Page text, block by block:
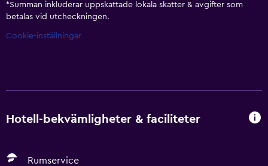
*Summan inkluderar uppskattade lokala skatter & avgifter som
betalas vid utcheckningen.
Cookie-inställningar
Hotell-bekvämligheter & faciliteter
Rumservice